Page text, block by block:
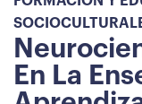
En La